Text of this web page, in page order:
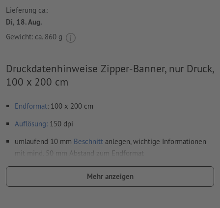
Lieferung ca.:
Di, 18. Aug.
Gewicht: ca. 860 g
Druckdatenhinweise Zipper-Banner, nur Druck,
100 x 200 cm
Endformat: 100 x 200 cm
Auflösung: 150 dpi
umlaufend 10 mm Beschnitt anlegen, wichtige Informationen
mit mind. 50 mm Abstand zum Endformat
Mehr anzeigen